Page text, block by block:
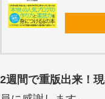
2週間で重版出来！現